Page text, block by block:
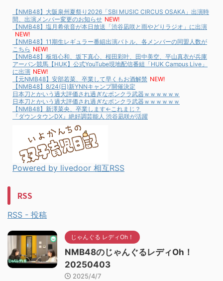
【NMB48】大阪泉州夏祭り2026「SBI MUSIC CIRCUS OSAKA」出演時
間、出演メンバー変更のお知らせ NEW!
【NMB48】塩月希依音が本日放送「渋谷凪咲と雨やどりラジオ」に出演
NEW!
【NMB48】11期生レギュラー番組出演バトル、各メンバーの同盟人数が
こちら NEW!
【NMB48】板垣心和、坂下真心、桜田彩叶、田中美空、平山真衣が兵庫
アーバン競馬【HUK】公式YouTube現地配信番組「HUK Campus Live」
に出演 NEW!
【元NMB48】安部若菜、卒業して早くもお酒解禁 NEW!
【NMB48】8/24(日)新YNNキャンプ開催決定
日本刀とかいう過大評価され過ぎなボンクラ武器ｗｗｗｗｗｗ
日本刀とかいう過大評価され過ぎなボンクラ武器ｗｗｗｗｗｗ
【NMB48】新澤菜央、卒業します←これまじ？
『ダウンタウンDX』絶好調芸能人 渋谷凪咲が活躍
Powered by livedoor 相互RSS
RSS
RSS - 投稿
じゃんぐる レディOh！
NMB48のじゃんぐるレディOh！
20250403
2025/4/7